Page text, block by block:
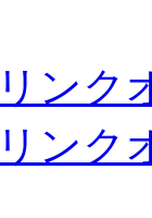
ンク
ンク